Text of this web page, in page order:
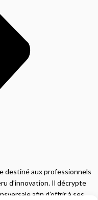
destiné aux professionnels
d’innovation. Il décrypte
afin d’offrir à ses